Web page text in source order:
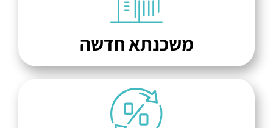
משכנתא חדשה